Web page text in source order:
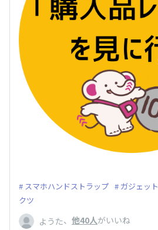
スマホハンドストラップ ガジェット
クツ
ようた、 他40人がいいね